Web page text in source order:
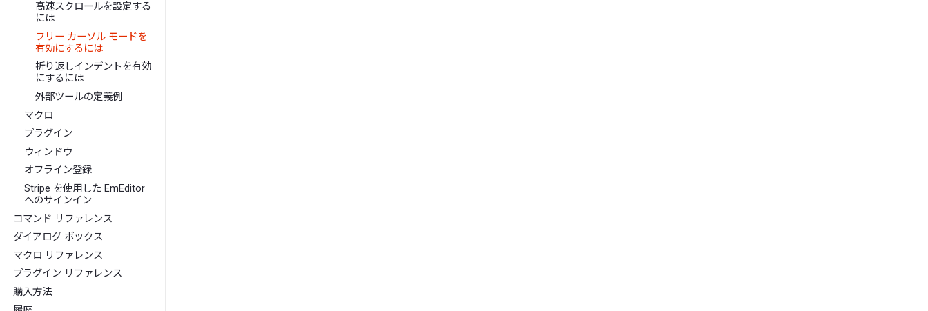
高速スクロールを設定する
には
フリー カーソル モードを
有効にするには
折り返しインデントを有効
にするには
外部ツールの定義例
マクロ
プラグイン
ウィンドウ
オフライン登録
Stripe を使用した EmEditor
へのサインイン
コマンド リファレンス
ダイアログ ボックス
マクロ リファレンス
プラグイン リファレンス
購入方法